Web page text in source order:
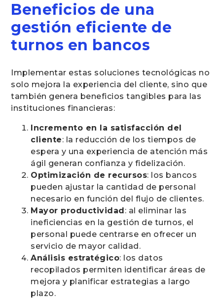
Beneficios de una
gestión eficiente de
turnos en bancos
Implementar estas soluciones tecnológicas no
solo mejora la experiencia del cliente, sino que
también genera beneficios tangibles para las
instituciones financieras:
Incremento en la satisfacción del
cliente: la reducción de los tiempos de
espera y una experiencia de atención más
ágil generan confianza y fidelización.
Optimización de recursos: los bancos
pueden ajustar la cantidad de personal
necesario en función del flujo de clientes.
Mayor productividad: al eliminar las
ineficiencias en la gestión de turnos, el
personal puede centrarse en ofrecer un
servicio de mayor calidad.
Análisis estratégico: los datos
recopilados permiten identificar áreas de
mejora y planificar estrategias a largo
plazo.